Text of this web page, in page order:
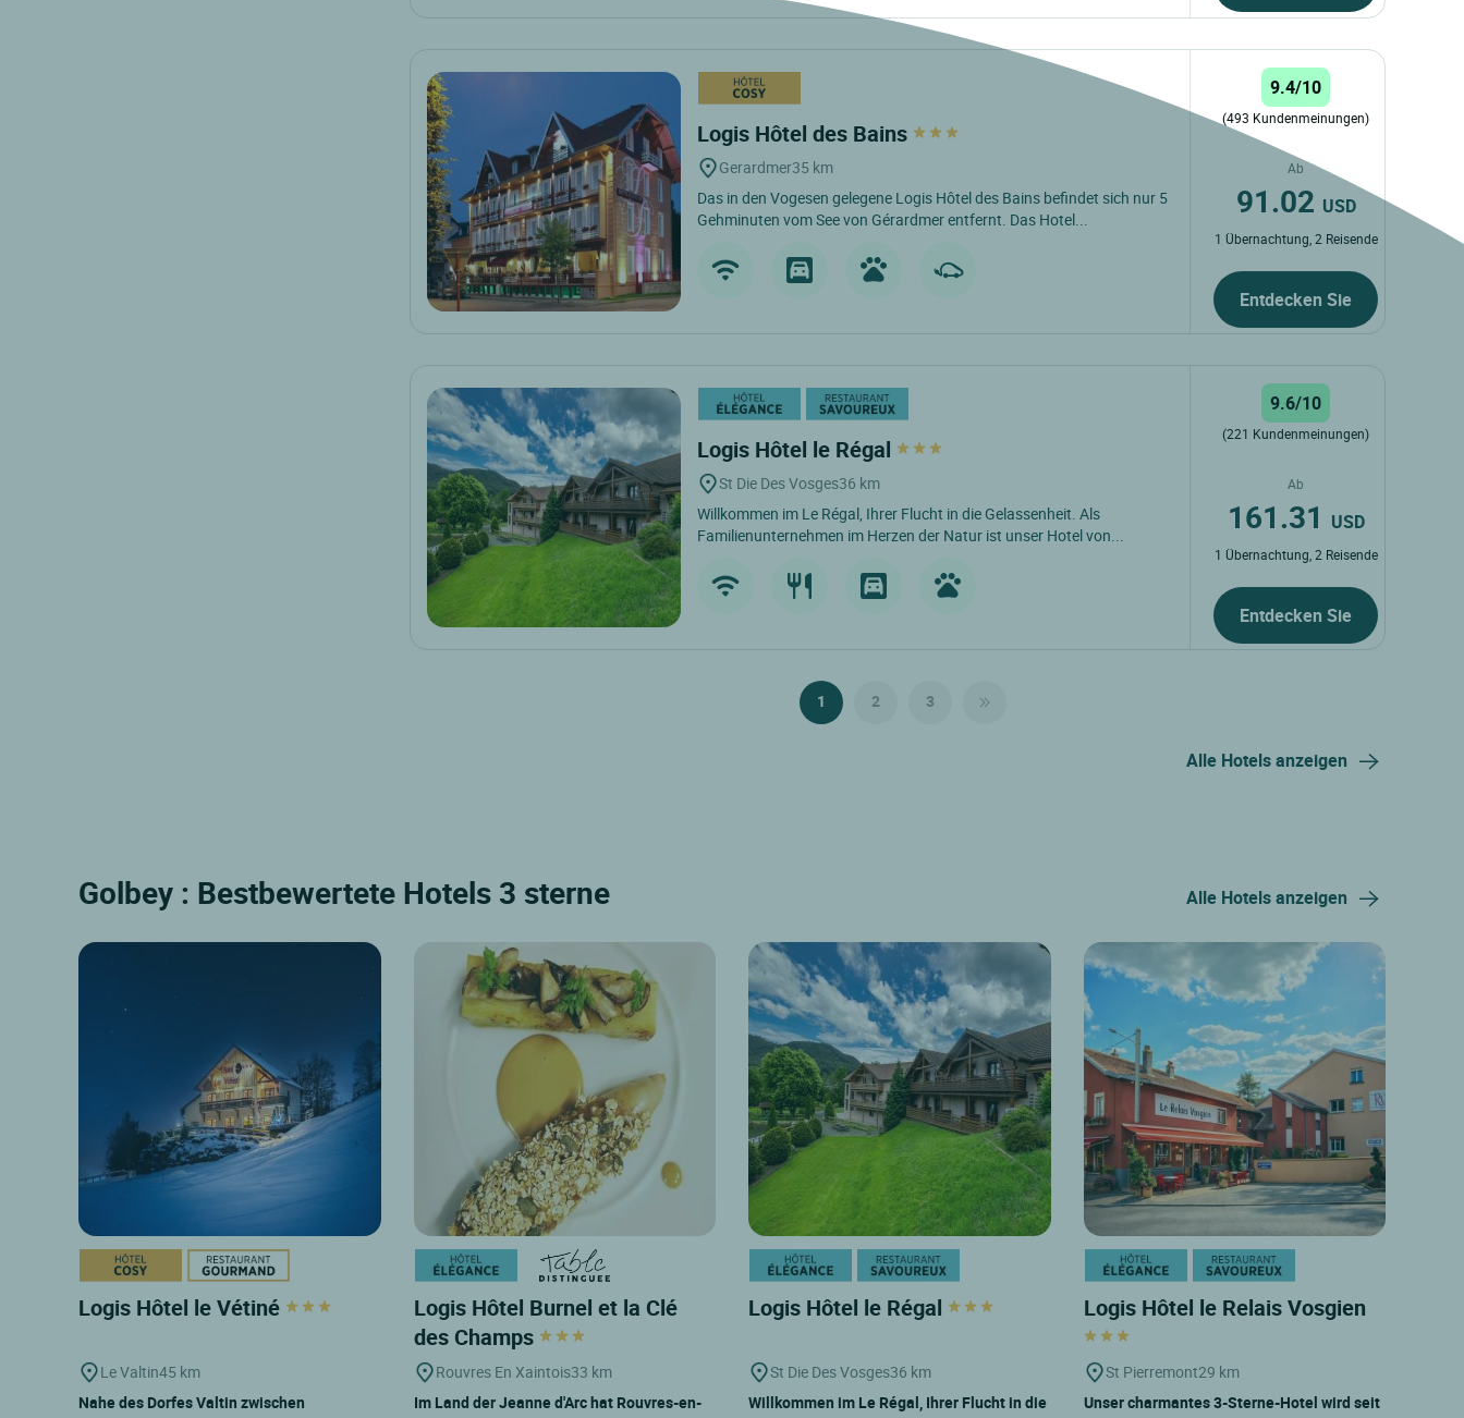
Logis Hôtel des Bains
Gerardmer35 km
Das in den Vogesen gelegene Logis Hôtel des Bains befindet sich nur 5
Gehminuten vom See von Gérardmer entfernt. Das Hotel...
9.4/10
(493 Kundenmeinungen)
Ab
91.02 USD
1 Übernachtung, 2 Reisende
Entdecken Sie
Logis Hôtel le Régal
St Die Des Vosges36 km
Willkommen im Le Régal, Ihrer Flucht in die Gelassenheit. Als
Familienunternehmen im Herzen der Natur ist unser Hotel von...
9.6/10
(221 Kundenmeinungen)
Ab
161.31 USD
1 Übernachtung, 2 Reisende
Entdecken Sie
1 2 3
Alle Hotels anzeigen
Golbey : Bestbewertete Hotels 3 sterne Alle Hotels anzeigen
Logis Hôtel le Vétiné
Le Valtin45 km
Nahe des Dorfes Valtin zwischen
Logis Hôtel Burnel et la Clé
des Champs
Rouvres En Xaintois33 km
Im Land der Jeanne d'Arc hat Rouvres-en-
Logis Hôtel le Régal
St Die Des Vosges36 km
Willkommen im Le Régal, Ihrer Flucht in die
Logis Hôtel le Relais Vosgien
St Pierremont29 km
Unser charmantes 3-Sterne-Hotel wird seit